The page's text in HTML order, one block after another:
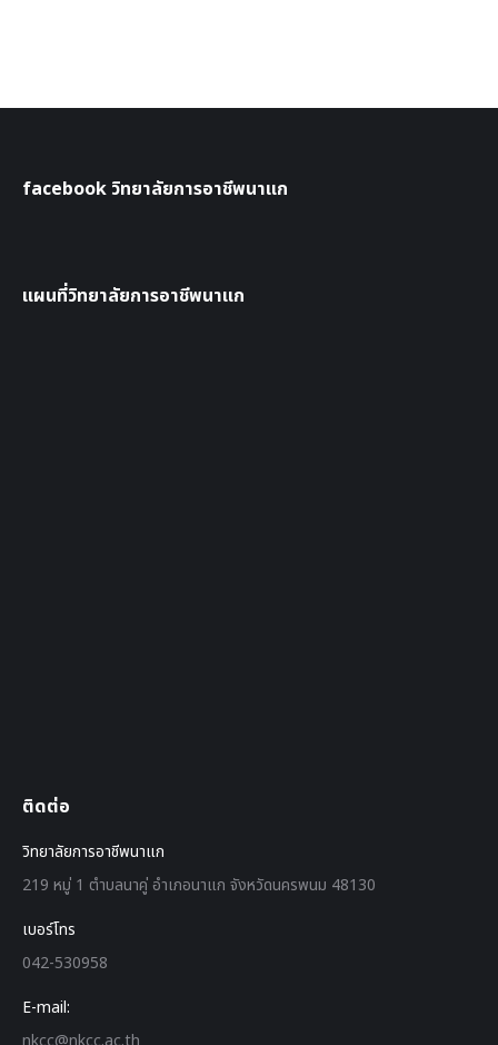
facebook วิทยาลัยการอาชีพนาแก
แผนที่วิทยาลัยการอาชีพนาแก
ติดต่อ
วิทยาลัยการอาชีพนาแก
219 หมู่ 1 ตำบลนาคู่ อำเภอนาแก จังหวัดนครพนม 48130
เบอร์โทร
042-530958
E-mail: